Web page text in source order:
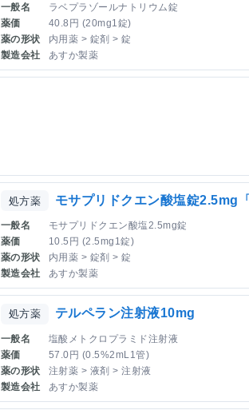
一般名
ラベプラゾールナトリウム錠
薬価
40.8円 (20mg1錠)
薬の形状
内用薬 > 錠剤 > 錠
製造会社
あすか製薬
処方薬 モサプリドクエン酸塩錠2.5mg
一般名
モサプリドクエン酸塩2.5mg錠
薬価
10.5円 (2.5mg1錠)
薬の形状
内用薬 > 錠剤 > 錠
製造会社
あすか製薬
処方薬 テルペラン注射液10mg
一般名
塩酸メトクロプラミド注射液
薬価
57.0円 (0.5%2mL1管)
薬の形状
注射薬 > 液剤 > 注射液
製造会社
あすか製薬